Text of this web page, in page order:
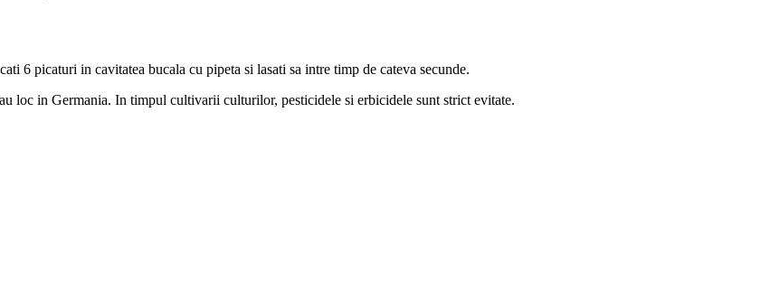
6 picaturi in cavitatea bucala cu pipeta si lasati sa intre timp de cateva secunde.
loc in Germania. In timpul cultivarii culturilor, pesticidele si erbicidele sunt strict evitate.